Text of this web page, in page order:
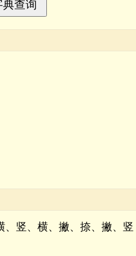
、竖、横、撇、捺、撇、